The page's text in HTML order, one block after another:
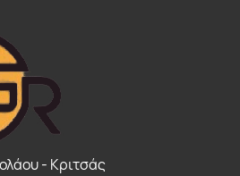
- Κριτσάς